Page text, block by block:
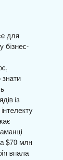
для
бізнес-
знати
із
$70 млн
впала